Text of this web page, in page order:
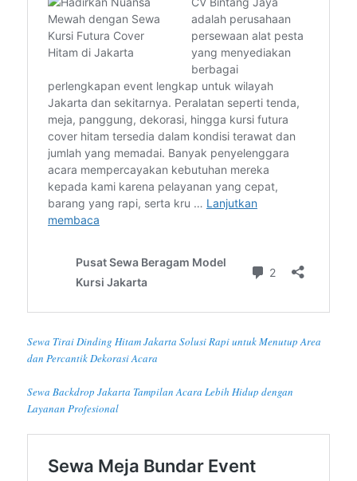
Sewa Tirai Dinding Hitam Jakarta Solusi Rapi untuk Menutup Area
dan Percantik Dekorasi Acara
Sewa Backdrop Jakarta Tampilan Acara Lebih Hidup dengan
Layanan Profesional